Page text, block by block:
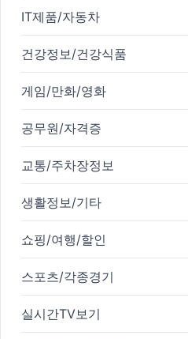
IT제품/자동차
건강정보/건강식품
게임/만화/영화
공무원/자격증
교통/주차장정보
생활정보/기타
쇼핑/여행/할인
스포츠/각종경기
실시간TV보기